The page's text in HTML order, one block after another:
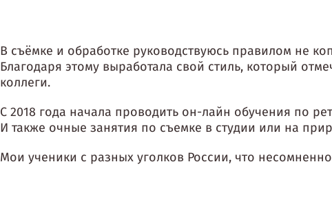
В съёмке и обработке руководствуюсь правилом не
Благодаря этому выработала свой стиль, который
коллеги.
С 2018 года начала проводить он-лайн обучения по
И также очные занятия по съемке в студии или на
Мои ученики с разных уголков России, что